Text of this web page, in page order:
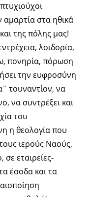
αμαρτία στα ηθικά
της πόλης μας!
λοιδορία,
πονηρία, πόρωση
την ευφροσύνη
τουναντίον, να
να συντρέξει και
του
η θεολογία που
ιερούς Ναούς,
σε εταιρείες-
έσοδα και τα